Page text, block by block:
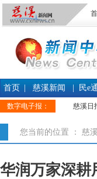
首页 慈溪新闻 民e通
数字电子报： 慈溪日
您当前的位置 ： 慈
华润万家深耕